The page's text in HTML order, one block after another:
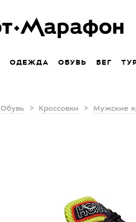
ОДЕЖДА ОБУВЬ БЕГ
Обувь Кроссовки Мужские